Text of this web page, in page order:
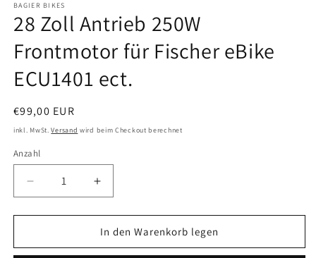
in
Modal
öffnen
BAGIER BIKES
28 Zoll Antrieb 250W
Frontmotor für Fischer eBike
ECU1401 ect.
Normaler
Preis
€99,00 EUR
inkl. MwSt.Versand wird beim Checkout berechnet
Anzahl
Verringere
die
Menge
28
Erhöhe
die
Menge
für
28
In den Warenkorb legen